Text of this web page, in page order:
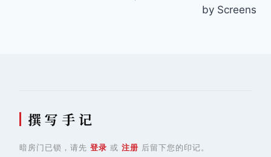
by Screens
撰 写 手 记
暗房门已锁，请先 登录 或 注册 后留下您的印记。